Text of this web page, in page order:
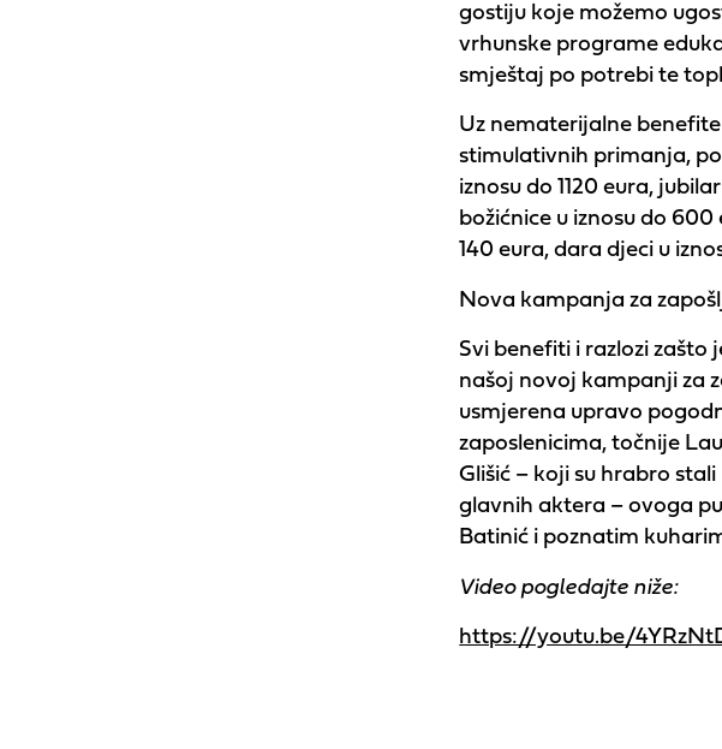
gostiju koje možemo
vrhunske programe
smještaj po potrebi te
Uz nematerijalne
stimulativnih primanja,
iznosu do 1120 eura,
božićnice u iznosu do
140 eura, dara djeci u
Nova kampanja za
Svi benefiti i razlozi zašto
našoj novoj kampanji za
usmjerena upravo
zaposlenicima, točnije
Glišić – koji su hrabro
glavnih aktera – ovoga
Batinić i poznatim
Video pogledajte niže:
https://youtu.be/